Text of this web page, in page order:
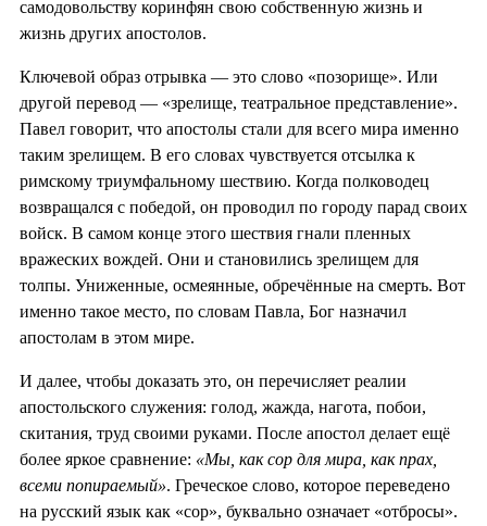
самодовольству коринфян свою собственную жизнь и
жизнь других апостолов.
Ключевой образ отрывка — это слово «позорище». Или
другой перевод — «зрелище, театральное представление».
Павел говорит, что апостолы стали для всего мира именно
таким зрелищем. В его словах чувствуется отсылка к
римскому триумфальному шествию. Когда полководец
возвращался с победой, он проводил по городу парад своих
войск. В самом конце этого шествия гнали пленных
вражеских вождей. Они и становились зрелищем для
толпы. Униженные, осмеянные, обречённые на смерть. Вот
именно такое место, по словам Павла, Бог назначил
апостолам в этом мире.
И далее, чтобы доказать это, он перечисляет реалии
апостольского служения: голод, жажда, нагота, побои,
скитания, труд своими руками. После апостол делает ещё
более яркое сравнение: «Мы, как сор для мира, как прах,
всеми попираемый». Греческое слово, которое переведено
на русский язык как «сор», буквально означает «отбросы».